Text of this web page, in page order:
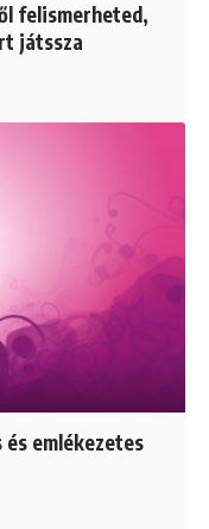
felismerheted,
játssza
és emlékezetes